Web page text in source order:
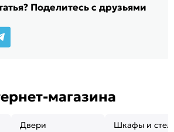
Поделитесь с друзьями
магазина
Двери Шкафы и